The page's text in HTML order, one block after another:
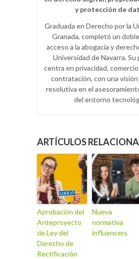
y protección de
Graduada en Derecho por la
Granada, completó un
acceso a la abogacía y
Universidad de Navarra. Su
centra en privacidad,
contratación, con una
resolutiva en el
del entorno
ARTÍCULOS
Aprobación del
Anteproyecto
de Ley del
Derecho de
Rectificación
Nueva
normativa
influencers